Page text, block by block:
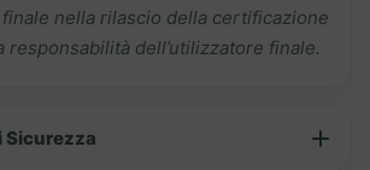
finale nella rilascio della certificazione
responsabilità dell’utilizzatore finale.
Sicurezza